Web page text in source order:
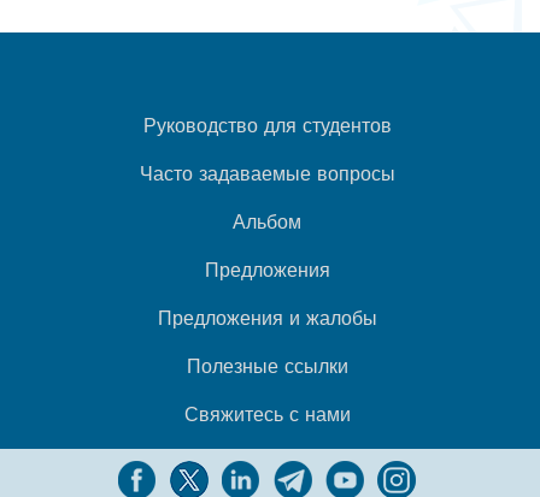
Руководство для студентов
Часто задаваемые вопросы
Альбом
Предложения
Предложения и жалобы
Полезные ссылки
Свяжитесь с нами